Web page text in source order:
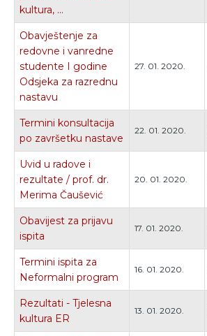
kultura, ...
Obavještenje za
redovne i vanredne
studente I godine
Odsjeka za razrednu
nastavu
27. 01. 2020.
Termini konsultacija
po završetku nastave
22. 01. 2020.
Uvid u radove i
rezultate / prof. dr.
Merima Čaušević
20. 01. 2020.
Obavijest za prijavu
ispita
17. 01. 2020.
Termini ispita za
Neformalni program
16. 01. 2020.
Rezultati - Tjelesna
kultura ER
13. 01. 2020.